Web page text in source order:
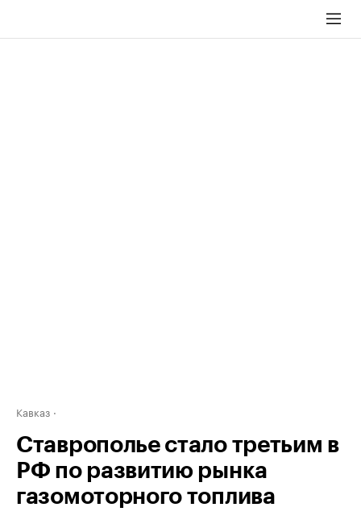
Кавказ
Ставрополье стало третьим в
РФ по развитию рынка
газомоторного топлива